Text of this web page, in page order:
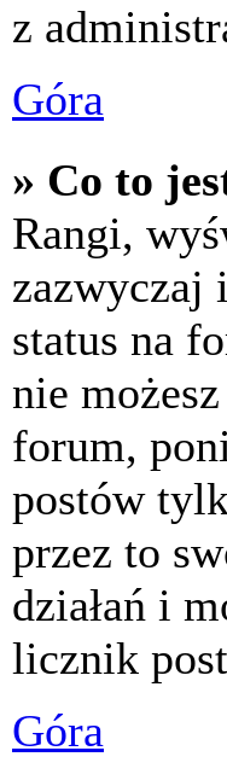
z
Góra
» Co to
Rangi,
zazwyczaj
status na
nie
forum,
postów
przez to
działań i
licznik
Góra